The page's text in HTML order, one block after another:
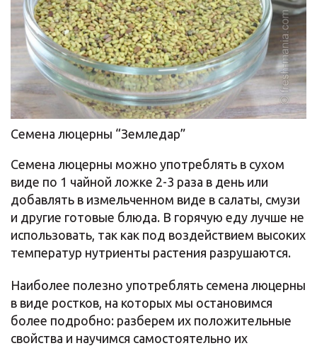
Семена люцерны “Земледар”
Семена люцерны можно употреблять в сухом
виде по 1 чайной ложке 2-3 раза в день или
добавлять в измельченном виде в салаты, смузи
и другие готовые блюда. В горячую еду лучше не
использовать, так как под воздействием высоких
температур нутриенты растения разрушаются.
Наиболее полезно употреблять семена люцерны
в виде ростков, на которых мы остановимся
более подробно: разберем их положительные
свойства и научимся самостоятельно их